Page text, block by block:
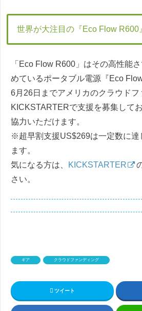
世界が大注目の『Eco Flow R600
「Eco Flow R600」はその高性能
めているポータブル電源『Eco
6月26日までアメリカのクラウドフ
KICKSTARTERで支援を募集して
協力いただけます。
※超早割支援US$269は一定数に達
ます。
気になる方は、
KICKSTARTER
さい。
ギア クラウドファンディング
ツイート